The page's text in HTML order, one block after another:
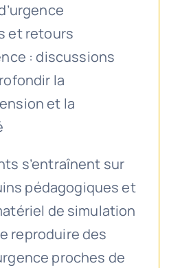
et retours
: discussions
la
et la
s’entraînent sur
pédagogiques et
de simulation
reproduire des
proches de